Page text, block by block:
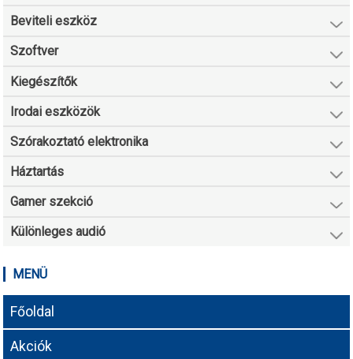
Beviteli eszköz
Szoftver
Kiegészítők
Irodai eszközök
Szórakoztató elektronika
Háztartás
Gamer szekció
Különleges audió
MENÜ
Főoldal
Akciók